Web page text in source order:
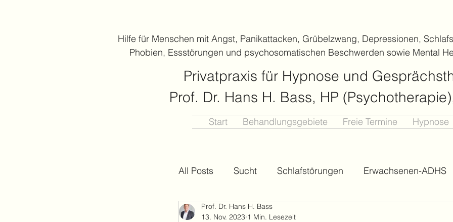
Hilfe für Menschen mit Angst, Panikattacken, Grübelzwang, Depressionen,
Phobien, Essstörungen und psychosomatischen Beschwerden sowie Mental
Privatpraxis für Hypnose und
Prof. Dr. Hans H. Bass, HP
Start Behandlungsgebiete Freie Termine Hypnose
All Posts Sucht Schlafstörungen Erwachsenen-ADHS
Angst PTBS
Prof. Dr. Hans H. Bass
13. Nov. 2023 1 Min. Lesezeit